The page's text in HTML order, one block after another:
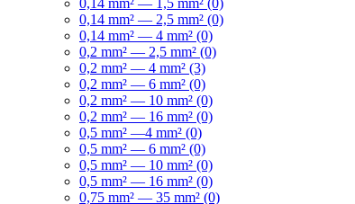
0,14 mm² — 2,5 mm² (0)
0,14 mm² — 4 mm² (0)
0,2 mm² — 2,5 mm² (0)
0,2 mm² — 4 mm² (3)
0,2 mm² — 6 mm² (0)
0,2 mm² — 10 mm² (0)
0,2 mm² — 16 mm² (0)
0,5 mm² —4 mm² (0)
0,5 mm² — 6 mm² (0)
0,5 mm² — 10 mm² (0)
0,5 mm² — 16 mm² (0)
0,75 mm² — 35 mm² (0)